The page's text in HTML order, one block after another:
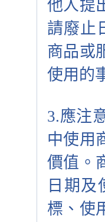
他人提
請廢止
商品或
使用的
3.應注
中使用
價值。
日期
標、使